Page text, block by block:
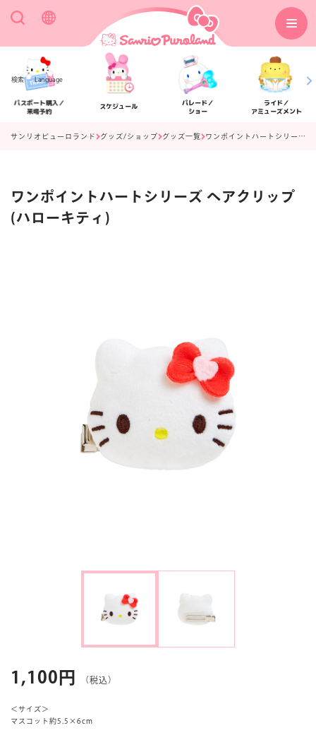
検索 Language
パスポート購入／
来場予約
スケジュール
パレード／
ショー
ライド／
アミューズメント
アクセス フロアマップ
よくあるご質問 ニュース
サンリオピューロランド グッズ/ショップ グッズ一覧 ワンポイントハートシリーズ ヘアクリップ(ハローキティ)
ワンポイントハートシリーズ ヘアクリップ
(ハローキティ)
1,100円 （税込）
＜サイズ＞
マスコット約5.5×6cm